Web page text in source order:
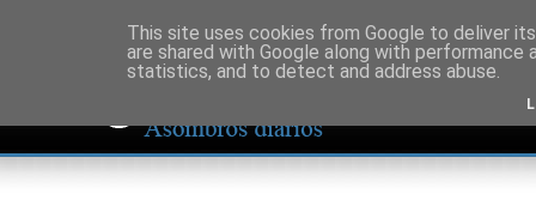
This site uses cookies from Google to deliver
are shared with Google along with
statistics, and to detect and address abuse.